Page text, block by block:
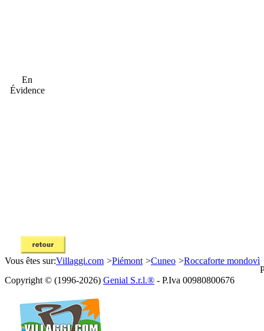
En
Évidence
Vous êtes sur:Villaggi.com >Piémont >Cuneo >Roccaforte mondovì
Copyright © (1996-2026) Genial S.r.l.® - P.Iva 00980800676